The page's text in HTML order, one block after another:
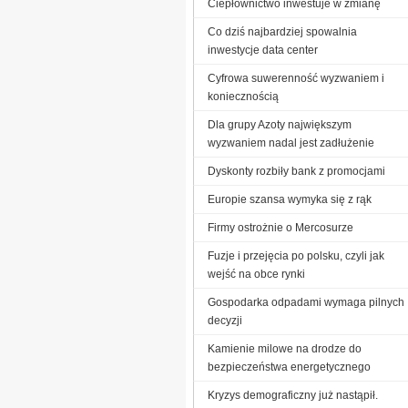
Ciepłownictwo inwestuje w zmianę
Co dziś najbardziej spowalnia
inwestycje data center
Cyfrowa suwerenność wyzwaniem i
koniecznością
Dla grupy Azoty największym
wyzwaniem nadal jest zadłużenie
Dyskonty rozbiły bank z promocjami
Europie szansa wymyka się z rąk
Firmy ostrożnie o Mercosurze
Fuzje i przejęcia po polsku, czyli jak
wejść na obce rynki
Gospodarka odpadami wymaga pilnych
decyzji
Kamienie milowe na drodze do
bezpieczeństwa energetycznego
Kryzys demograficzny już nastąpił.